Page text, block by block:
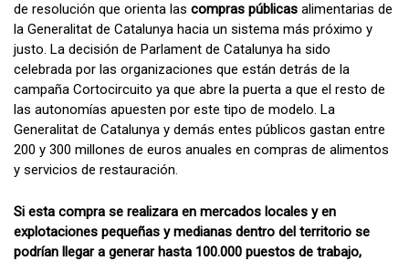
de resolución que orienta las compras públicas alimentarias de
la Generalitat de Catalunya hacia un sistema más próximo y
justo. La decisión de Parlament de Catalunya ha sido
celebrada por las organizaciones que están detrás de la
campaña Cortocircuito ya que abre la puerta a que el resto de
las autonomías apuesten por este tipo de modelo. La
Generalitat de Catalunya y demás entes públicos gastan entre
200 y 300 millones de euros anuales en compras de alimentos
y servicios de restauración.
Si esta compra se realizara en mercados locales y en
explotaciones pequeñas y medianas dentro del territorio se
podrían llegar a generar hasta 100.000 puestos de trabajo,